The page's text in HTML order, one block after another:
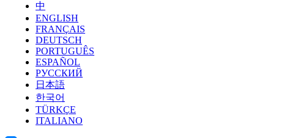
中
ENGLISH
FRANÇAIS
DEUTSCH
PORTUGUÊS
ESPAÑOL
РУССКИЙ
日本語
한국어
TÜRKÇE
ITALIANO